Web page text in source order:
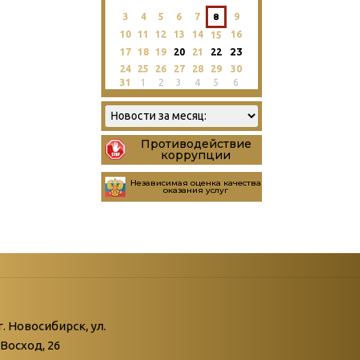
3 4 5 6 7 8
9
10
11 12 13 14 15
16
17
18 19 20 21 22 23
24 25 26 27 28 29
30
31
1 2 3 4 5 6
Противодействие
коррупции
Независимая оценка качества
оказания услуг
Новосибирск, ул.
Восход, 26